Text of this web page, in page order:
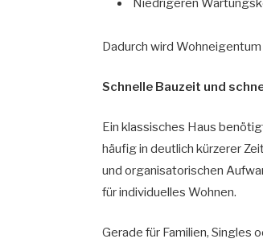
Niedrigeren
Dadurch wird
Schnelle Bauzeit und
Ein klassisches Haus
häufig in deutlich kürzerer
und organisatorischen
für individuelles Wohnen.
Gerade für Familien, Singles